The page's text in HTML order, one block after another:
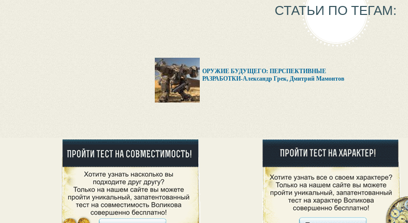
СТАТЬИ ПО ТЕГАМ:
ОРУЖИЕ БУДУЩЕГО: ПЕРСПЕКТИВНЫЕ
РАЗРАБОТКИ-Александр Грек, Дмитрий Мамонтов